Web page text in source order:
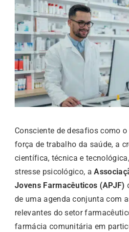
Consciente de desafios como
força de trabalho da saúde, a
científica, técnica e
stresse psicológico, a
Jovens Farmacêuticos (APJF)
de uma agenda conjunta com
relevantes do setor
farmácia comunitária em